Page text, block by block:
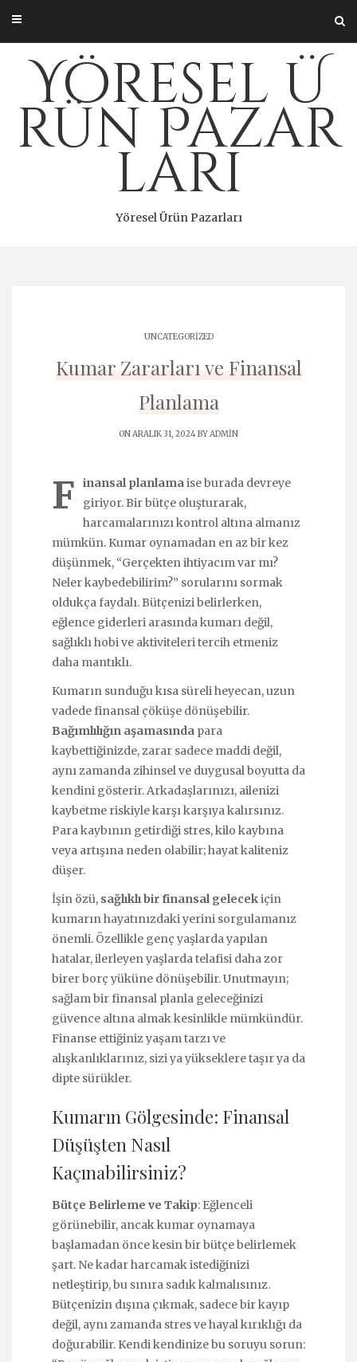
content
Yöresel Ü
rün Pazar
ları
Yöresel Ürün Pazarları
UNCATEGORIZED
Kumar Zararları ve Finansal
Planlama
ON ARALIK 31, 2024 BYADMIN
F inansal planlamaise burada devreye
giriyor. Bir bütçe oluşturarak,
harcamalarınızı kontrol altına almanız
mümkün. Kumar oynamadan en az bir kez
düşünmek, “Gerçekten ihtiyacım var mı?
Neler kaybedebilirim?” sorularını sormak
oldukça faydalı. Bütçenizi belirlerken,
eğlence giderleri arasında kumarı değil,
sağlıklı hobi ve aktiviteleri tercih etmeniz
daha mantıklı.
Kumarın sunduğu kısa süreli heyecan, uzun
vadede finansal çöküşe dönüşebilir.
Bağımlılığın aşamasında para
kaybettiğinizde, zarar sadece maddi değil,
aynı zamanda zihinsel ve duygusal boyutta da
kendini gösterir. Arkadaşlarınızı, ailenizi
kaybetme riskiyle karşı karşıya kalırsınız.
Para kaybının getirdiği stres, kilo kaybına
veya artışına neden olabilir; hayat kaliteniz
düşer.
İşin özü, sağlıklı bir finansal gelecekiçin
kumarın hayatınızdaki yerini sorgulamanız
önemli. Özellikle genç yaşlarda yapılan
hatalar, ilerleyen yaşlarda telafisi daha zor
birer borç yüküne dönüşebilir. Unutmayın;
sağlam bir finansal planla geleceğinizi
güvence altına almak kesinlikle mümkündür.
Finanse ettiğiniz yaşam tarzı ve
alışkanlıklarınız, sizi ya yükseklere taşır ya da
dipte sürükler.
Kumarın Gölgesinde: Finansal
Düşüşten Nasıl
Kaçınabilirsiniz?
Bütçe Belirleme ve Takip: Eğlenceli
görünebilir, ancak kumar oynamaya
başlamadan önce kesin bir bütçe belirlemek
şart. Ne kadar harcamak istediğinizi
netleştirip, bu sınıra sadık kalmalısınız.
Bütçenizin dışına çıkmak, sadece bir kayıp
değil, aynı zamanda stres ve hayal kırıklığı da
doğurabilir. Kendi kendinize bu soruyu sorun: